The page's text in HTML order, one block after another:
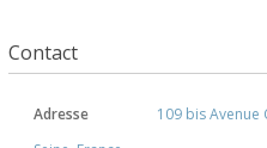
Contact
Adresse
109 bis Avenue